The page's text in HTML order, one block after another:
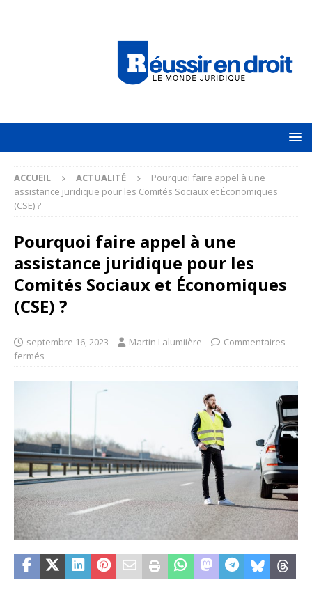
ACCUEIL ACTUALITÉ
Pourquoi faire appel à une
assistance juridique pour les Comités Sociaux et Économiques
(CSE) ?
Pourquoi faire appel à une
assistance juridique pour les
Comités Sociaux et Économiques
(CSE) ?
septembre 16, 2023 Martin Lalumiière
Commentaires
fermés